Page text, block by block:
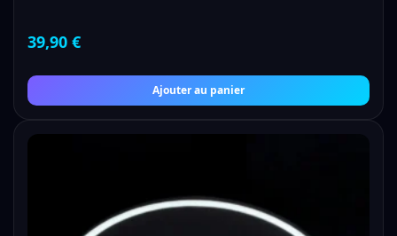
39,90 €
Ajouter au panier